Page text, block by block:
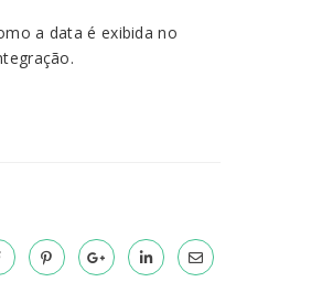
a data é exibida no